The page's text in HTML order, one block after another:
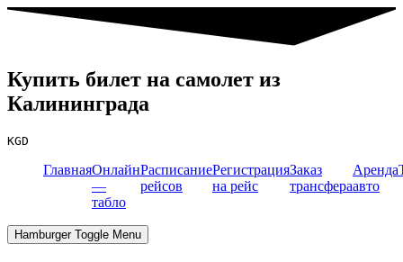
Купить билет на самолет из
Калининграда
KGD
ГлавнаяОнлайн
—
табло
Расписание
рейсов
Регистрация
на рейс
Заказ
трансфера
Аренда
авто
Hamburger Toggle Menu